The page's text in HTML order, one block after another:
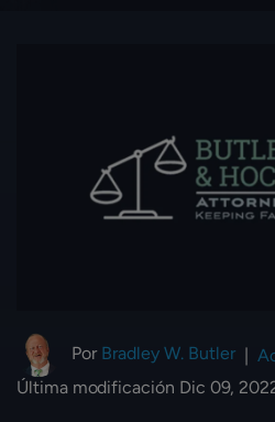
Por Bradley W. Butler |
Última modificación Dic 09,